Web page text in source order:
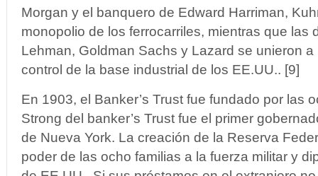
Morgan y el banquero de Edward Harriman,
monopolio de los ferrocarriles, mientras que las
Lehman, Goldman Sachs y Lazard se unieron
control de la base industrial de los EE.UU.. [9]
En 1903, el Banker’s Trust fue fundado por las
Strong del banker’s Trust fue el primer
de Nueva York. La creación de la Reserva
poder de las ocho familias a la fuerza militar y